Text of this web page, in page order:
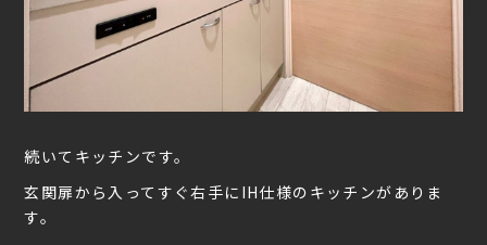
続いてキッチンです。
玄関扉から入ってすぐ右手にIH仕様のキッチンがありま
す。